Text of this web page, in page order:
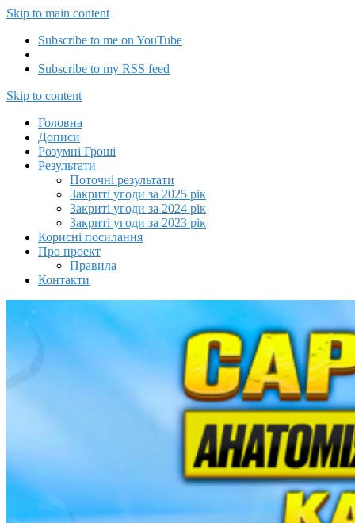
Skip to main content
Subscribe to me on YouTube
Subscribe to my RSS feed
Capitalizator UA
Skip to content
Головна
Дописи
Розумні Гроші
Результати
Поточні результати
Закриті угоди за 2025 рік
Закриті угоди за 2024 рік
Закриті угоди за 2023 рік
Корисні посилання
Про проект
Правила
Контакти